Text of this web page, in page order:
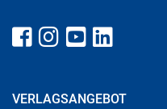
VERLAGSANGEBOT